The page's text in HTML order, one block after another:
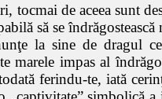
tocmai de aceea sunt
să se
la sine de dragul
marele impas al
ferindu-te, iată